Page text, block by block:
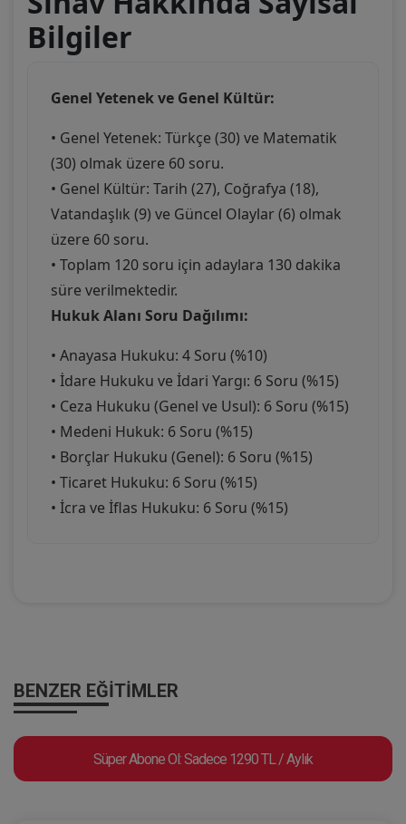
Bilgiler
Genel Yetenek ve Genel Kültür:
• Genel Yetenek: Türkçe (30) ve Matematik
(30) olmak üzere 60 soru.
• Genel Kültür: Tarih (27), Coğrafya (18),
Vatandaşlık (9) ve Güncel Olaylar (6) olmak
üzere 60 soru.
• Toplam 120 soru için adaylara 130 dakika
süre verilmektedir.
Hukuk Alanı Soru Dağılımı:
• Anayasa Hukuku: 4 Soru (%10)
• İdare Hukuku ve İdari Yargı: 6 Soru (%15)
• Ceza Hukuku (Genel ve Usul): 6 Soru (%15)
• Medeni Hukuk: 6 Soru (%15)
• Borçlar Hukuku (Genel): 6 Soru (%15)
• Ticaret Hukuku: 6 Soru (%15)
• İcra ve İflas Hukuku: 6 Soru (%15)
BENZER EĞITIMLER
Süper Abone Ol: Sadece 1290 TL / Aylık